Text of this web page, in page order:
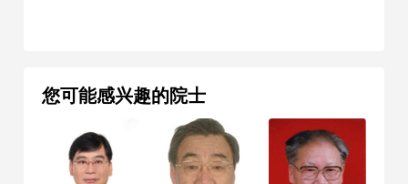
您可能感兴趣的院士